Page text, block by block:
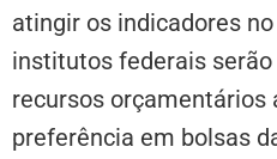
atingir os indicadores
institutos federais
recursos orçamentários
preferência em bolsas